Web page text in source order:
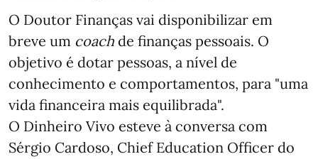
O Doutor Finanças vai disponibilizar em
breve um coach de finanças pessoais. O
objetivo é dotar pessoas, a nível de
conhecimento e comportamentos, para "uma
vida financeira mais equilibrada".
O Dinheiro Vivo esteve à conversa com
Sérgio Cardoso, Chief Education Officer do